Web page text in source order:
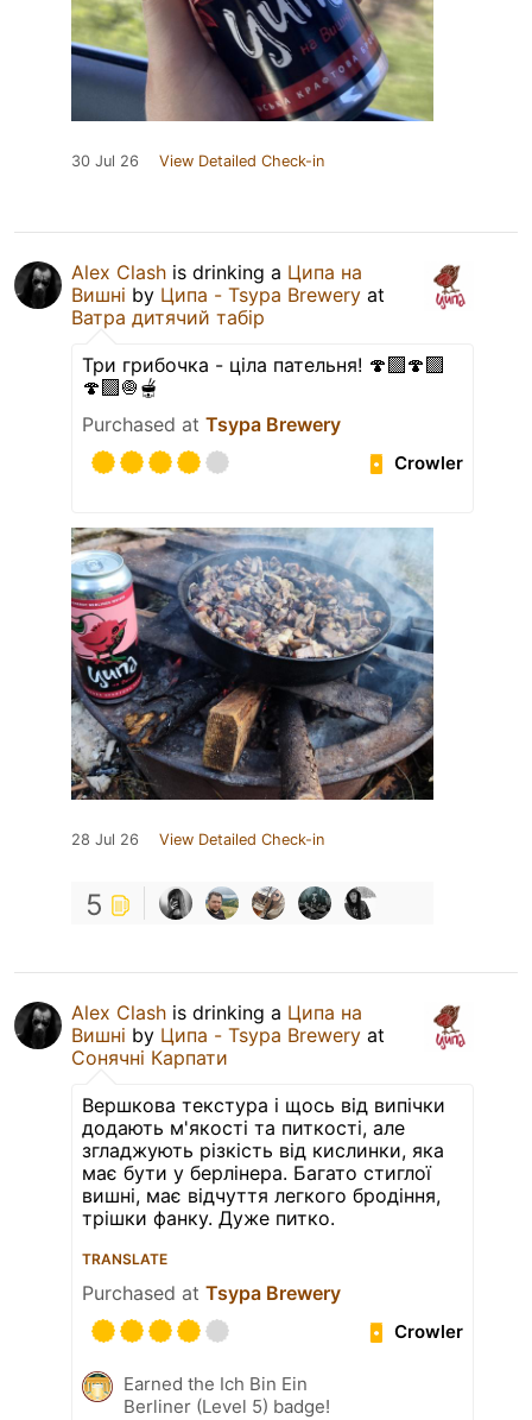
30 Jul 26 View Detailed Check-in
Alex Clash is drinking a Ципа на
Вишні by Ципа - Tsypa Brewery at
Ватра дитячий табір
Три грибочка - ціла пательня! 🍄‍🟫🍄‍🟫
🍄‍🟫🧅🫕
Purchased at Tsypa Brewery
Crowler
28 Jul 26 View Detailed Check-in
5
Alex Clash is drinking a Ципа на
Вишні by Ципа - Tsypa Brewery at
Сонячні Карпати
Вершкова текстура і щось від випічки
додають м'якості та питкості, але
згладжують різкість від кислинки, яка
має бути у берлінера. Багато стиглої
вишні, має відчуття легкого бродіння,
трішки фанку. Дуже питко.
TRANSLATE
Purchased at Tsypa Brewery
Crowler
Earned the Ich Bin Ein
Berliner (Level 5) badge!